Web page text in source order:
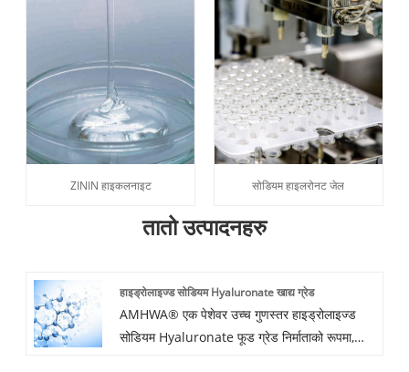
ZININ हाइकलनाइट सोडियम हाइलरोनट जेल
तातो उत्पादनहरु
हाइड्रोलाइज्ड सोडियम Hyaluronate खाद्य ग्रेड
AMHWA® एक पेशेवर उच्च गुणस्तर हाइड्रोलाइज्ड
सोडियम Hyaluronate फूड ग्रेड निर्माताको रूपमा,